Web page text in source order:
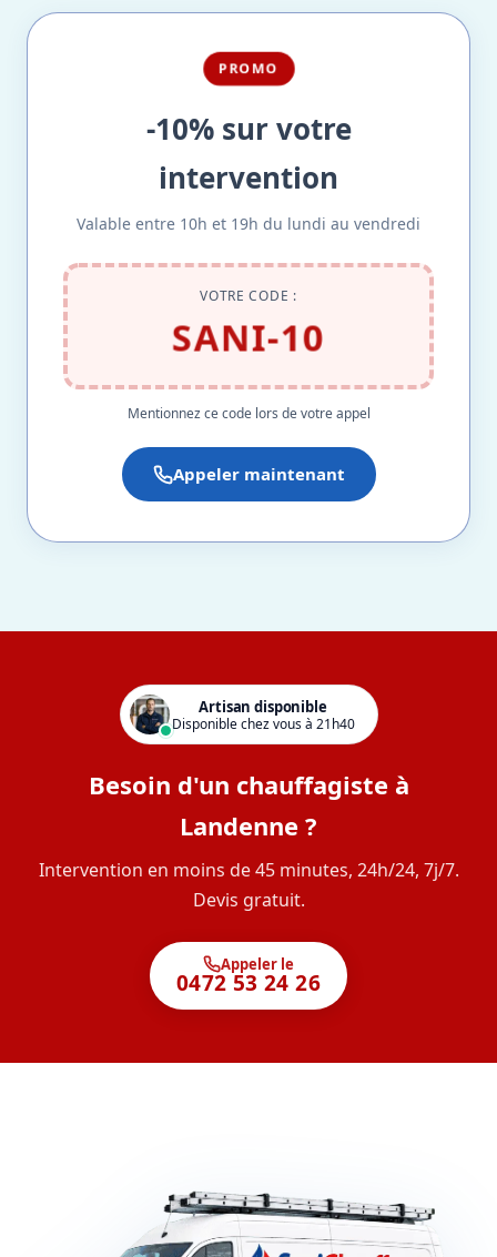
PROMO
-10% sur votre
intervention
Valable entre 10h et 19h du lundi au vendredi
VOTRE CODE :
SANI-10
Mentionnez ce code lors de votre appel
Appeler maintenant
Artisan disponible
Disponible chez vous à 21h40
Besoin d'un chauffagiste à
Landenne ?
Intervention en moins de 45 minutes, 24h/24, 7j/7.
Devis gratuit.
Appeler le
0472 53 24 26